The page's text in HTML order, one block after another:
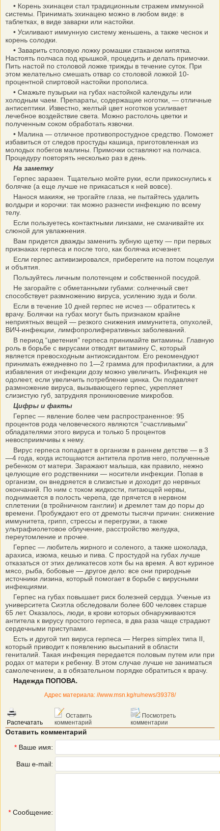
• Корень эхинацеи стал традиционным стражем иммунной
системы. Принимать эхинацею можно в любом виде: в
таблетках, в виде заварки или настойки.
• Усиливают иммунную систему женьшень, а также чеснок и
корень солодки.
• Заварить столовую ложку ромашки стаканом кипятка.
Настоять полчаса под крышкой, процедить и делать примочки.
Пить настой по столовой ложке трижды в течение суток. При
этом желательно смешать отвар со столовой ложкой 10-
процентной спиртовой настойки прополиса.
• Смажьте пузырьки на губах настойкой календулы или
холодным чаем. Препараты, содержащие ноготки, — отличные
антисептики. Известно, желтый цвет ноготков усиливает
лечебное воздействие света. Можно растолочь цветки и
полученным соком обработать язвочки.
• Малина — отличное противопростудное средство. Поможет
избавиться от следов простуды кашица, приготовленная из
молодых побегов малины. Примочки оставляют на полчаса.
Процедуру повторять несколько раз в день.
На заметку
Герпес заразен. Тщательно мойте руки, если прикоснулись к
болячке (а еще лучше не прикасаться к ней вовсе).
Нанося макияж, не трогайте глаза, не пытайтесь удалить
волдыри и корочки: так можно разнести инфекцию по всему
телу.
Если пользуетесь контактными линзами, не смачивайте их
слюной для увлажнения.
Вам придется дважды заменить зубную щетку — при первых
признаках герпеса и после того, как болячка исчезнет.
Если герпес активизировался, приберегите на потом поцелуи
и объятия.
Пользуйтесь личным полотенцем и собственной посудой.
Не загорайте с обметанными губами: солнечный свет
способствует размножению вируса, усилению зуда и боли.
Если в течение 10 дней герпес не исчез — обратитесь к
врачу. Болячки на губах могут быть признаком крайне
неприятных вещей — резкого снижения иммунитета, опухолей,
ВИЧ-инфекции, лимфопролиферативных заболеваний.
В период “цветения” герпеса принимайте витамины. Главную
роль в борьбе с вирусами отводят витамину С, который
является превосходным антиоксидантом. Его рекомендуют
принимать ежедневно по 1—2 грамма для профилактики, а для
избавления от инфекции дозу можно увеличить. Инфекция не
одолеет, если увеличить потребление цинка. Он подавляет
размножение вируса, вызывающего герпес, укрепляет
слизистую губ, затрудняя проникновение микробов.
Цифры и факты
Герпес — явление более чем распространенное: 95
процентов рода человеческого являются “счастливыми”
обладателями этого вируса и только 5 процентов
невосприимчивы к нему.
Вирус герпеса попадает в организм в раннем детстве — в 3
—4 года, когда истощаются антитела против него, полученные
ребенком от матери. Заражают малыша, как правило, нежно
целующие его родственники — носители инфекции. Попав в
организм, он внедряется в слизистые и доходит до нервных
окончаний. По ним с током жидкости, питающей нервы,
поднимается в полость черепа, где прячется в нервном
сплетении (в тройничном ганглии) и дремлет там до поры до
времени. Пробуждают его от дремоты тысячи причин: снижение
иммунитета, грипп, стрессы и перегрузки, а также
ультрафиолетовое облучение, расстройство желудка,
переутомление и прочее.
Герпес — любитель жирного и соленого, а также шоколада,
арахиса, изюма, кешью и пива. С простудой на губах лучше
отказаться от этих деликатесов хотя бы на время. А вот куриное
мясо, рыба, бобовые — другое дело: все они природные
источники лизина, который помогает в борьбе с вирусными
инфекциями.
Герпес на губах повышает риск болезней сердца. Ученые из
университета Сиэтла обследовали более 600 человек старше
65 лет. Оказалось, люди, в крови которых обнаруживаются
антитела к вирусу простого герпеса, в два раза чаще страдают
сердечными приступами.
Есть и другой тип вируса герпеса — Herpes simplex типа II,
который приводит к появлению высыпаний в области
гениталий. Такая инфекция передается половым путем или при
родах от матери к ребенку. В этом случае лучше не заниматься
самолечением, а в обязательном порядке обратиться к врачу.
Надежда ПОПОВА.
Адрес материала: //www.msn.kg/ru/news/39378/
Распечатать
Оставить
комментарий
Посмотреть
комментарии
Оставить комментарий
* Ваше имя:
Ваш e-mail:
* Сообщение: